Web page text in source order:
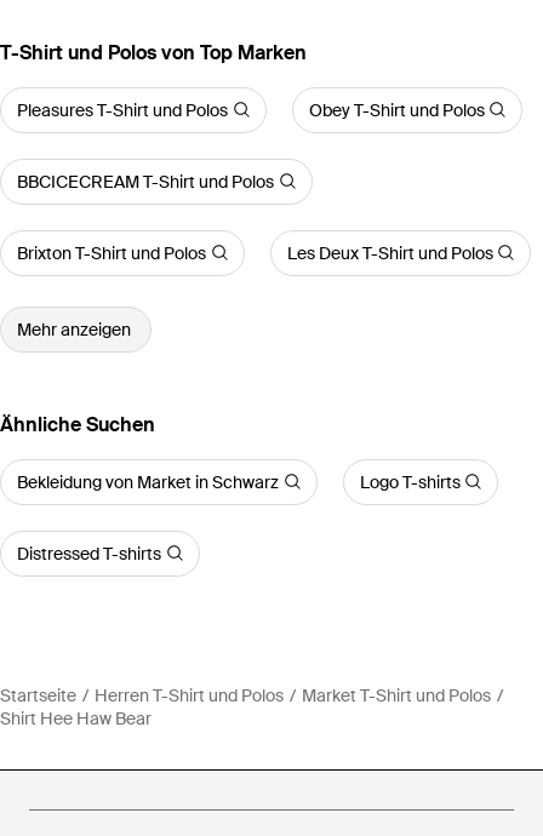
T-Shirt und Polos von Top Marken
Pleasures T-Shirt und Polos Obey T-Shirt und Polos
BBCICECREAM T-Shirt und Polos
Brixton T-Shirt und Polos Les Deux T-Shirt und Polos
Mehr anzeigen
Ähnliche Suchen
Bekleidung von Market in Schwarz Logo T-shirts
Distressed T-shirts
Startseite Herren T-Shirt und Polos
Market T-Shirt und Polos
Shirt Hee Haw Bear